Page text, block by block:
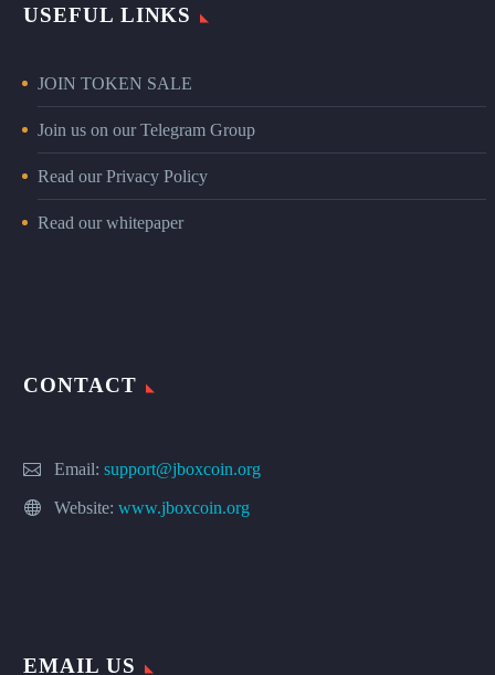
USEFUL LINKS
JOIN TOKEN SALE
Join us on our Telegram Group
Read our Privacy Policy
Read our whitepaper
CONTACT
Email: support@jboxcoin.org
Website: www.jboxcoin.org
EMAIL US